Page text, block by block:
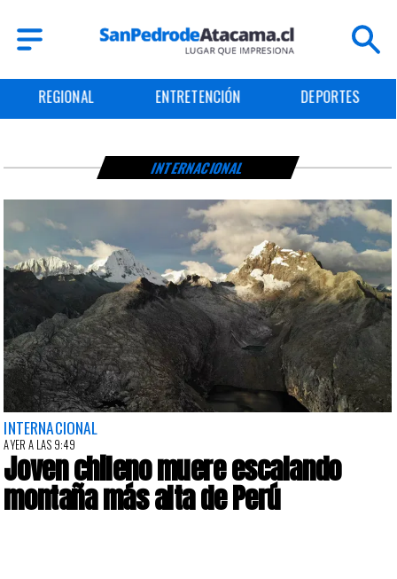
REGIONAL ENTRETENCIÓN DEPORTES
INTERNACIONAL
AYER A LAS 9:49
Joven chileno muere escalando
montaña más alta de Perú
INTERNACIONAL